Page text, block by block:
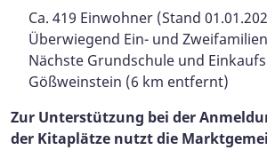
Ca. 419 Einwohner (Stand
Überwiegend Ein- und
Nächste Grundschule und
Gößweinstein (6 km entfernt)
Zur Unterstützung bei der
der Kitaplätze nutzt die